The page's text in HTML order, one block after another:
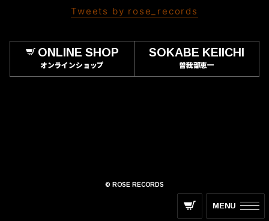
MENU
Tweets by rose_records
ONLINE SHOP
オンラインショップ
SOKABE KEIICHI
曽我部恵一
© ROSE RECORDS